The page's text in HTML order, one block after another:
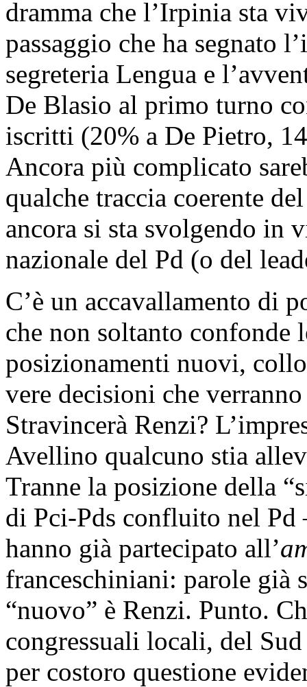
dramma che l’Irpinia sta
passaggio che ha segnato
segreteria Lengua e
De Blasio al primo turno
iscritti (20% a De Pietro,
Ancora più complicato
qualche traccia coerente
ancora si sta svolgendo in
nazionale del Pd (o del
C’è un accavallamento di
che non soltanto confonde
posizionamenti nuovi,
vere decisioni che
Stravincerà Renzi?
Avellino qualcuno stia
Tranne la posizione della
di Pci-Pds confluito nel
hanno già partecipato all’
franceschiniani: parole già
“nuovo” è Renzi. Punto.
congressuali locali, del
per costoro questione